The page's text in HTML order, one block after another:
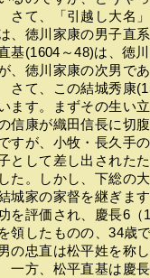
さて、「引越し大名
、徳川家康の男子直
基(1604～48)は、徳
、徳川家康の次男で
さて、この結城秀康
ます。まずその生い
信康が織田信長に切
すが、小牧・長久手
として差し出された
した。しかし、下総の
城家の家督を継ぎま
を評価され、慶長6（
を領したものの、34歳
の忠直は松平姓を称
一方、松平直基は慶